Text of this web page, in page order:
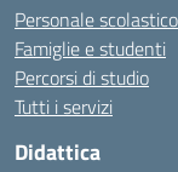
Personale scolastico
Famiglie e studenti
Percorsi di studio
Tutti i servizi
Didattica